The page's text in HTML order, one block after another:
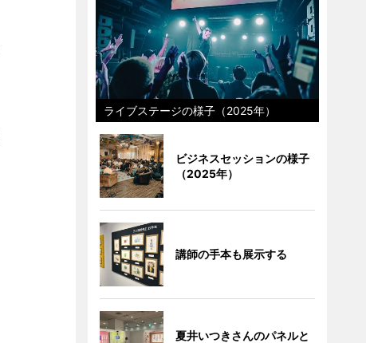
ライブステージの様子（2025年）
ビジネスセッションの様子
（2025年）
講師の手本も展示する
夏井いつきさんのパネルと